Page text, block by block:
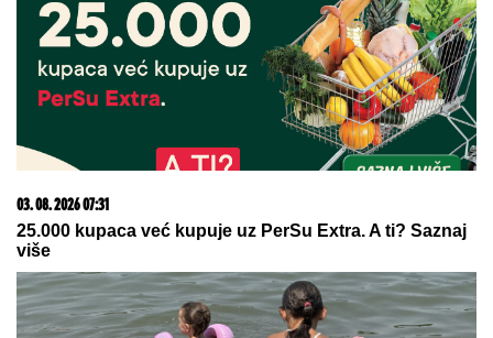
07. 08. 2026 09:47
Čiji hromozom određuje pol deteta? XX rađa se